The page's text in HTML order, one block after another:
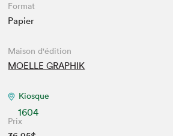
Format
Papier
Maison d'édition
MOELLE GRAPHIK
Kiosque
1604
Prix